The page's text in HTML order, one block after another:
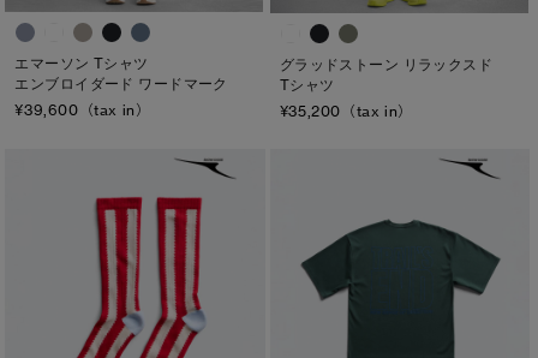
エマーソン Tシャツ
エンブロイダード ワードマーク
¥39,600（tax in）
グラッドストーン リラックスド
Tシャツ
¥35,200（tax in）